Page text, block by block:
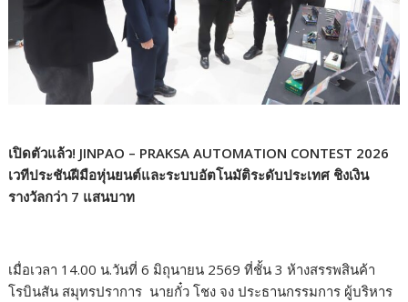
เปิดตัวแล้ว! JINPAO – PRAKSA AUTOMATION CONTEST 2026
เวทีประชันฝีมือหุ่นยนต์และระบบอัตโนมัติระดับประเทศ ชิงเงิน
รางวัลกว่า 7 แสนบาท
เมื่อเวลา 14.00 น.วันที่ 6 มิถุนายน 2569 ที่ชั้น 3 ห้างสรรพสินค้า
โรบินสัน สมุทรปราการ นายกั๋ว โชง จง ประธานกรรมการ ผู้บริหาร